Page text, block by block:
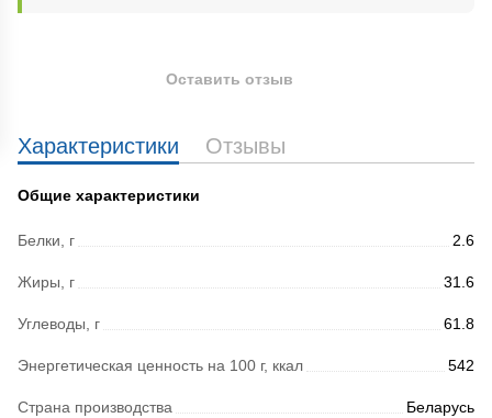
Характеристики Отзывы
Общие характеристики
Белки, г 2.6
Жиры, г 31.6
Углеводы, г 61.8
Энергетическая ценность на 100 г, ккал 542
Страна производства Беларусь
Оставить отзыв